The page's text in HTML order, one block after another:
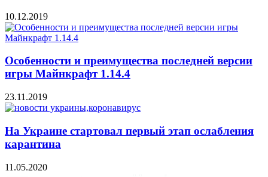
10.12.2019
Особенности и преимущества последней версии
игры Майнкрафт 1.14.4
23.11.2019
На Украине стартовал первый этап ослабления
карантина
11.05.2020